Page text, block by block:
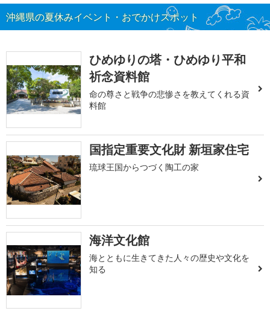
沖縄県の夏休みイベント・おでかけスポット
ひめゆりの塔・ひめゆり平和
祈念資料館
命の尊さと戦争の悲惨さを教えてくれる資
料館
国指定重要文化財 新垣家住宅
琉球王国からつづく陶工の家
海洋文化館
海とともに生きてきた人々の歴史や文化を
知る